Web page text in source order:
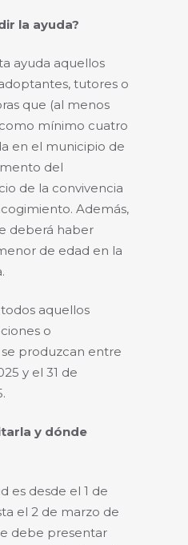
la ayuda?
ayuda aquellos
tutores o
que (al menos
mínimo cuatro
en el municipio de
del
de la convivencia
Además,
deberá haber
de edad en la
aquellos
o
produzcan entre
y el 31 de
y dónde
es desde el 1 de
el 2 de marzo de
debe presentar